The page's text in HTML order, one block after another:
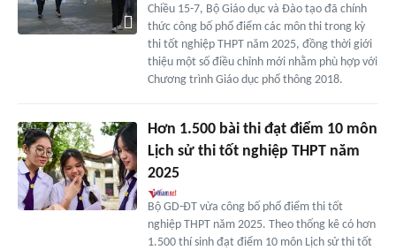
Chiều 15-7, Bộ Giáo dục và Đào tạo đã chính
thức công bố phổ điểm các môn thi trong kỳ
thi tốt nghiệp THPT năm 2025, đồng thời giới
thiệu một số điều chỉnh mới nhằm phù hợp với
Chương trình Giáo dục phổ thông 2018.
Hơn 1.500 bài thi đạt điểm 10 môn
Lịch sử thi tốt nghiệp THPT năm
2025
Bộ GD-ĐT vừa công bố phổ điểm thi tốt
nghiệp THPT năm 2025. Theo thống kê có hơn
1.500 thí sinh đạt điểm 10 môn Lịch sử thi tốt